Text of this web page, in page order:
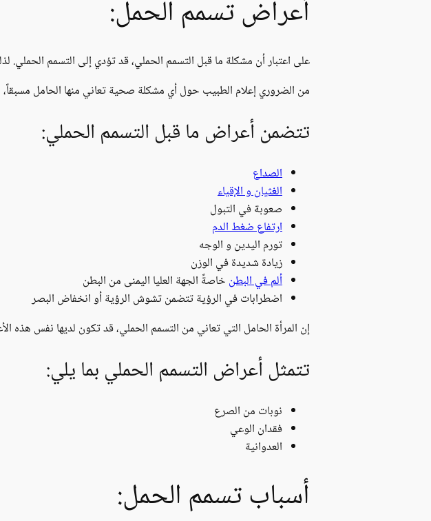
أعراض تسمم الحمل:
على اعتبار أن مشكلة ما قبل التسمم الحملي، قد تؤدي إلى التسمم الحملي.
من الضروري إعلام الطبيب حول أي مشكلة صحية تعاني منها الحامل مسبقاً،
تتضمن أعراض ما قبل التسمم الحملي:
الصداع
الغثيان و الإقياء
صعوبة في التبول
ارتفاع ضغط الدم
تورم اليدين و الوجه
زيادة شديدة في الوزن
ألم في البطن خاصةً الجهة العليا اليمنى من البطن
اضطرابات في الرؤية تتضمن تشوش الرؤية أو انخفاض البصر
إن المرأة الحامل التي تعاني من التسمم الحملي، قد تكون لديها نفس هذه
تتمثل أعراض التسمم الحملي بما يلي:
نوبات من الصرع
فقدان الوعي
العدوانية
أسباب تسمم الحمل: